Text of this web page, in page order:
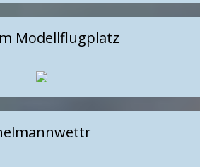
Modellflugplatz